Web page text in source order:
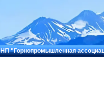
НП "Горнопромышленная